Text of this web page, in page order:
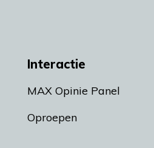
Interactie
MAX Opinie Panel
Oproepen